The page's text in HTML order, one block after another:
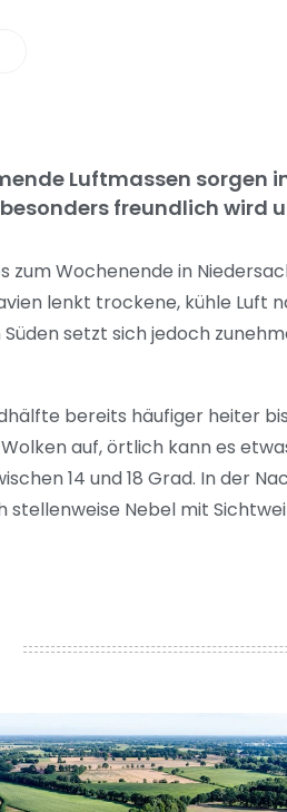
Luftmassen sorgen
freundlich wird
zum Wochenende in
lenkt trockene, kühle Luft
setzt sich jedoch
bereits häufiger heiter
auf, örtlich kann es
14 und 18 Grad. In der
Nebel mit